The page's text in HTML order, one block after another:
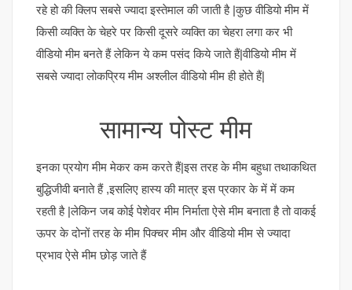
रहे हो की क्लिप सबसे ज्यादा इस्तेमाल की जाती है |कुछ वीडियो मीम में
किसी व्यक्ति के चेहरे पर किसी दूसरे व्यक्ति का चेहरा लगा कर भी
वीडियो मीम बनते हैं लेकिन ये कम पसंद किये जाते हैं|वीडियो मीम में
सबसे ज्यादा लोकप्रिय मीम अश्लील वीडियो मीम ही होते हैं|
सामान्य पोस्ट मीम
इनका प्रयोग मीम मेकर कम करते हैं|इस तरह के मीम बहुधा तथाकथित
बुद्धिजीवी बनाते हैं ,इसलिए हास्य की मात्र इस प्रकार के में में कम
रहती है |लेकिन जब कोई पेशेवर मीम निर्माता ऐसे मीम बनाता है तो वाकई
ऊपर के दोनों तरह के मीम पिक्चर मीम और वीडियो मीम से ज्यादा
प्रभाव ऐसे मीम छोड़ जाते हैं